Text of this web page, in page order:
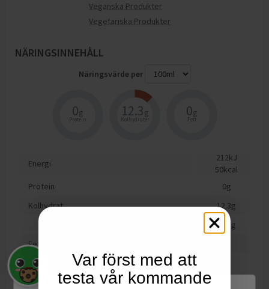
Veganska Produkter
Vegetariska Produkter
NÄRINGSINNEHÅLL
Näringsvärde per
0g
Protein
12.3g
Kolhydrater
0g
Fett
Energi
212kJ
50kcal
Protein
0g
Kolhydrat
12.3g
12.3 g
Fett
varav mättat fett
Motsvarande salt
Var först med att
testa vår kommande